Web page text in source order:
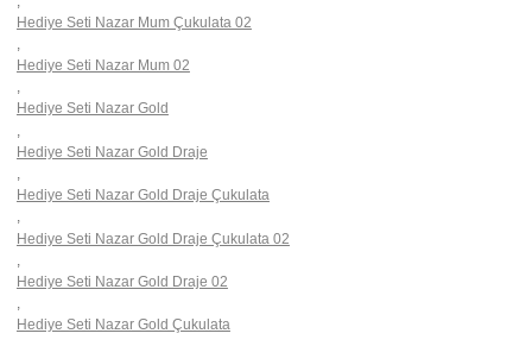
Hediye Seti Nazar Mum Çukulata 02
,
Hediye Seti Nazar Mum 02
,
Hediye Seti Nazar Gold
Hediye Seti Nazar Gold Draje
,
Hediye Seti Nazar Gold Draje Çukulata
,
Hediye Seti Nazar Gold Draje Çukulata 02
Hediye Seti Nazar Gold Draje 02
,
Hediye Seti Nazar Gold Çukulata